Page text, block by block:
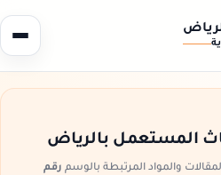
المستعمل بالرياض
والمواد المرتبطة بالوسم رقم